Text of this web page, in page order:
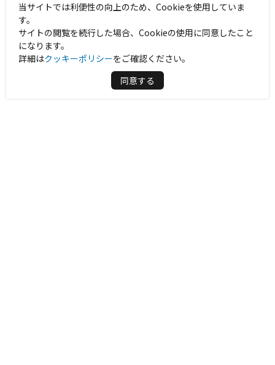
当サイトでは利便性の向上のため、Cookieを使用していま
す。
サイトの閲覧を続行した場合、Cookieの使用に同意したこと
になります。
詳細はクッキーポリシーをご確認ください。
同意する